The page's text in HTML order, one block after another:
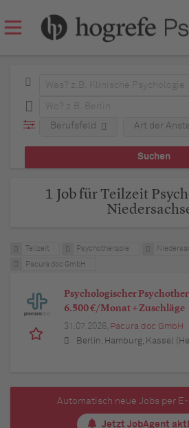
Berufsfeld Art der
1 Job für Teilzeit
Teilzeit Psychotherapie
Pacura doc GmbH
Psychologischer
6.500 €/Monat + Zuschläge
31.07.2026, Pacura doc GmbH
Berlin, Hamburg, Kassel (Hessen), Erfurt (Thüringen), München (Bayern), Köln (Nordrhein-Westfalen), Frankfurt am Main (Hessen), Stuttgart (Baden-Württemberg), Düsseldorf (Nordrhein-Westfalen), Leipzig (Sachsen), Dortmund (Nordrhein-Westfalen), Essen (Nordrhein-Westfalen), Bremen, Dresden (Sachsen), Hannover (Niedersachsen), Nürnberg (Bayern), Wuppertal (Nordrhein-Westfalen), Bielefeld
Automatisch neue Jobs per
Jetzt JobAgent